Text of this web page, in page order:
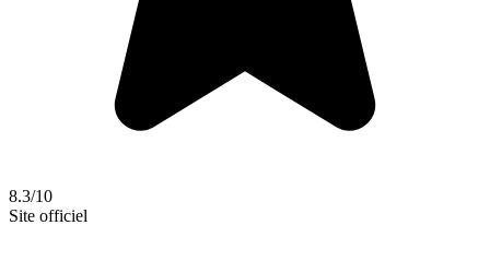
8.3/10
Site officiel